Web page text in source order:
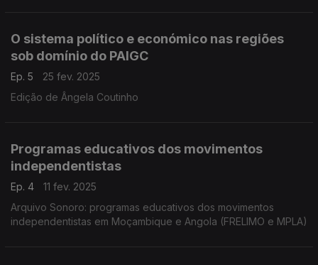
O sistema político e económico nas regiões
sob domínio do PAIGC
Ep. 5
25 fev. 2025
Edição de Ângela Coutinho
Programas educativos dos movimentos
independentistas
Ep. 4
11 fev. 2025
Arquivo Sonoro: programas educativos dos movimentos
independentistas em Moçambique e Angola (FRELIMO e MPLA)